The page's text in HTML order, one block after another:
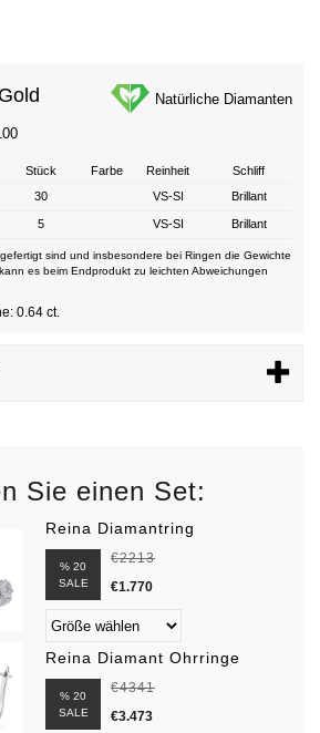
Natürliche Diamanten
Stück Farbe Reinheit
Schliff
30 VS-SI Brillant
5 VS-SI Brillant
sind und insbesondere bei Ringen die Gewichte
es beim Endprodukt zu leichten Abweichungen
0.64 ct.
Sie einen Set:
Reina Diamantring
% 20
SALE
€2213
€1.770
Reina Diamant Ohrringe
% 20
SALE
€4341
€3.473